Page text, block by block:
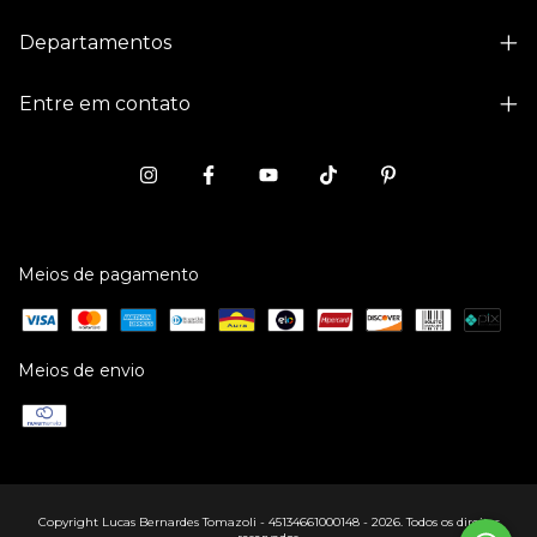
Departamentos
Entre em contato
Meios de pagamento
Meios de envio
Copyright Lucas Bernardes Tomazoli - 45134661000148 - 2026. Todos os direitos